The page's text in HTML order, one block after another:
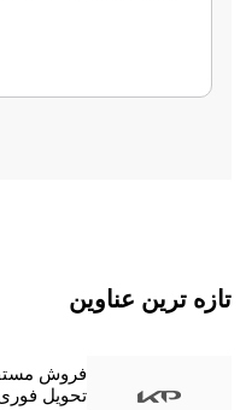
تازه ترین عناوین
فروش
تحویل